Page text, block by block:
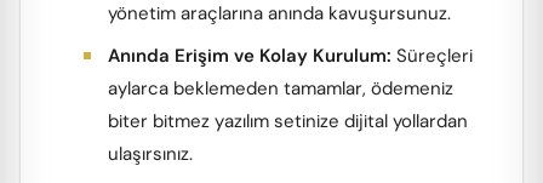
yönetim araçlarına anında kavuşursunuz.
Anında Erişim ve Kolay Kurulum: Süreçleri
aylarca beklemeden tamamlar, ödemeniz
biter bitmez yazılım setinize dijital yollardan
ulaşırsınız.